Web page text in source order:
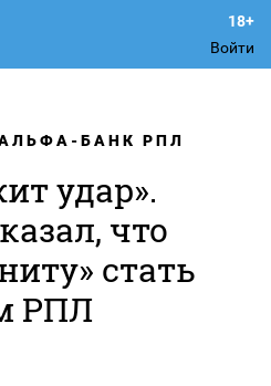
Войти
БАНК РПЛ
удар».
что
стать
РПЛ